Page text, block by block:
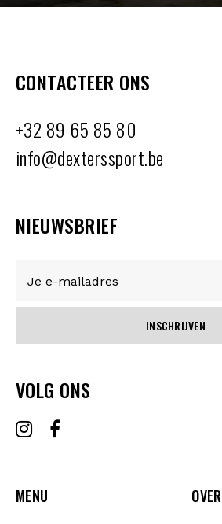
CONTACTEER ONS
+32 89 65 85 80
info@dexterssport.be
NIEUWSBRIEF
INSCHRIJVEN
VOLG ONS
MENU
OVER